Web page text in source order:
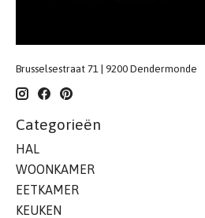
Brusselsestraat 71 | 9200 Dendermonde
Categorieën
HAL
WOONKAMER
EETKAMER
KEUKEN